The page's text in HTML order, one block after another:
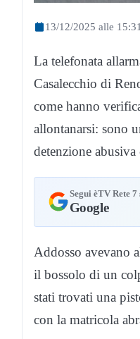
13/12/2025 alle 15:31
La telefonata
Casalecchio di
come hanno
allontanarsi: sono
detenzione
Segui èTV Rete 7
Google
Addosso avevano
il bossolo di un
stati trovati una
con la matricola